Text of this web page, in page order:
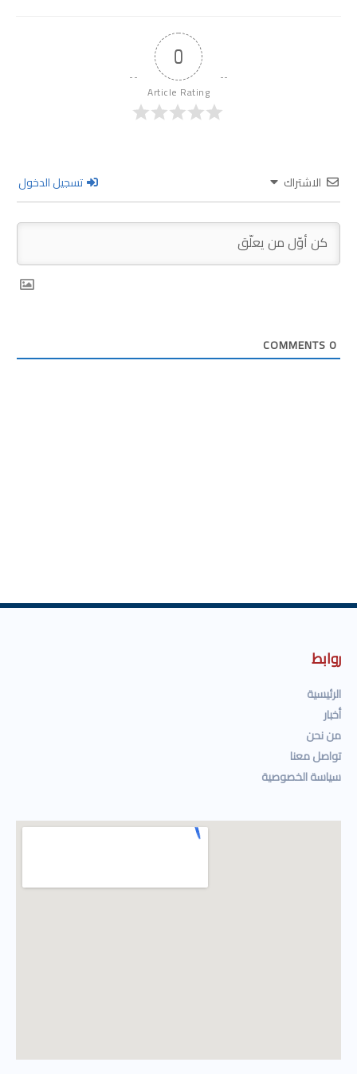
0
Article Rating
الاشتراك تسجيل الدخول
0
روابط
الرئيسية
أخبار
من نحن
تواصل معنا
سياسة الخصوصية